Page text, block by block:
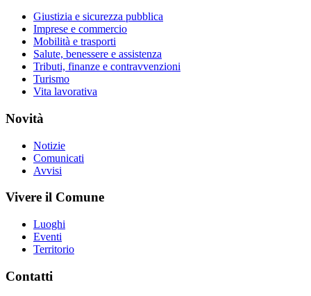
Giustizia e sicurezza pubblica
Imprese e commercio
Mobilità e trasporti
Salute, benessere e assistenza
Tributi, finanze e contravvenzioni
Turismo
Vita lavorativa
Novità
Notizie
Comunicati
Avvisi
Vivere il Comune
Luoghi
Eventi
Territorio
Contatti